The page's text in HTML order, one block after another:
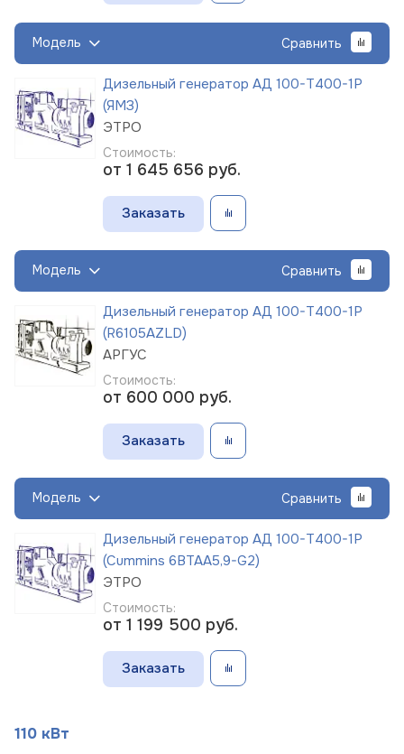
Модель Сравнить
Дизельный генератор АД 100-Т400-1Р
(ЯМЗ)
ЭТРО
Стоимость:
от 1 645 656 руб.
Заказать
Модель Сравнить
Дизельный генератор АД 100-Т400-1Р
(R6105AZLD)
АРГУС
Стоимость:
от 600 000 руб.
Заказать
Модель Сравнить
Дизельный генератор АД 100-Т400-1Р
(Cummins 6BTAA5,9-G2)
ЭТРО
Стоимость:
от 1 199 500 руб.
Заказать
110 кВт